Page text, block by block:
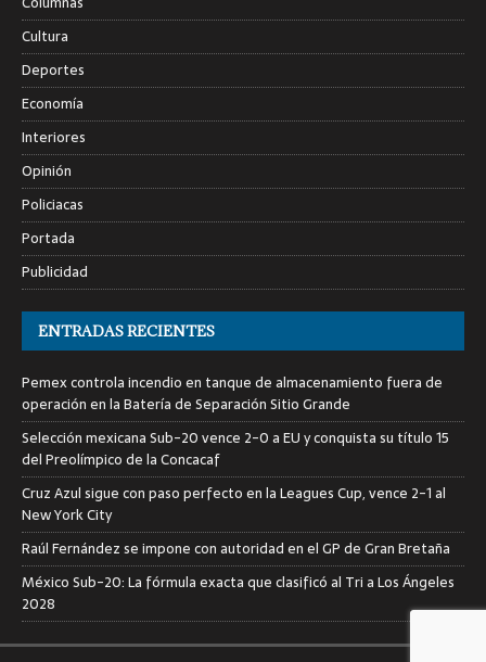
Cultura
Deportes
Economía
Interiores
Opinión
Policiacas
Portada
Publicidad
ENTRADAS RECIENTES
Pemex controla incendio en tanque de almacenamiento fuera de
operación en la Batería de Separación Sitio Grande
Selección mexicana Sub-20 vence 2-0 a EU y conquista su título 15
del Preolímpico de la Concacaf
Cruz Azul sigue con paso perfecto en la Leagues Cup, vence 2-1 al
New York City
Raúl Fernández se impone con autoridad en el GP de Gran Bretaña
México Sub-20: La fórmula exacta que clasificó al Tri a Los Ángeles
2028